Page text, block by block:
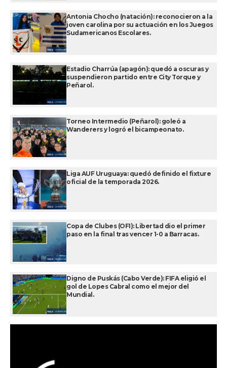
Antonia Chocho (natación): reconocieron a la
joven carolina por su actuación en los Juegos
Sudamericanos Escolares.
Estadio Charrúa (apagón): quedó a oscuras y
suspendieron partido entre City Torque y
Peñarol.
Torneo Intermedio (Peñarol): goleó a
Wanderers y logró el bicampeonato.
Liga AUF Uruguaya: quedó definido el fixture
oficial de la temporada 2026.
Copa de Clubes (OFI): Libertad dio el primer
paso en la final tras vencer 1-0 a Barracas.
Digno de Puskás (Cabo Verde): FIFA eligió el
gol de Lopes Cabral como el mejor del
Mundial.